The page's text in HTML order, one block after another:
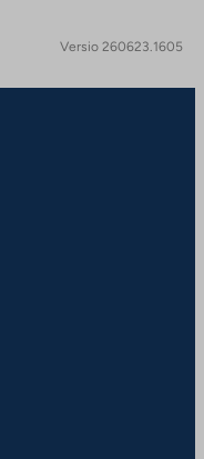
Versio 260623.1605